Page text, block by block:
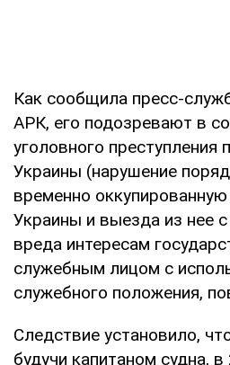
Как сообщила пресс-
АРК, его подозревают в
уголовного преступления
Украины (нарушение
временно
Украины и выезда из нее
вреда интересам
служебным лицом с
служебного положения,
Следствие установило,
будучи капитаном судна,